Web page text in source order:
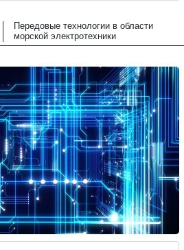
Передовые технологии в области
морской электротехники